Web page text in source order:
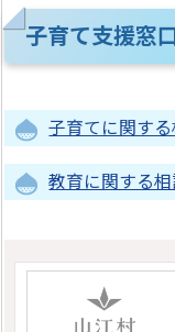
子育て支援窓
子育てに関す
教育に関する